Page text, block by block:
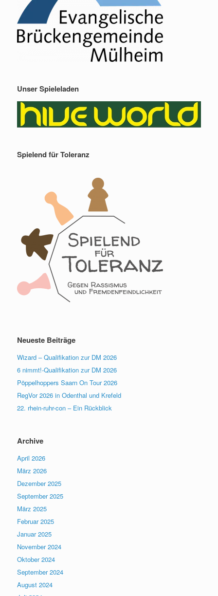
Unser Spieleladen
Spielend für Toleranz
Neueste Beiträge
Wizard – Qualifikation zur DM 2026
6 nimmt!-Qualifikation zur DM 2026
Pöppelhoppers Saarn On Tour 2026
RegVor 2026 in Odenthal und Krefeld
22. rhein-ruhr-con – Ein Rückblick
Archive
April 2026
März 2026
Dezember 2025
September 2025
März 2025
Februar 2025
Januar 2025
November 2024
Oktober 2024
September 2024
August 2024